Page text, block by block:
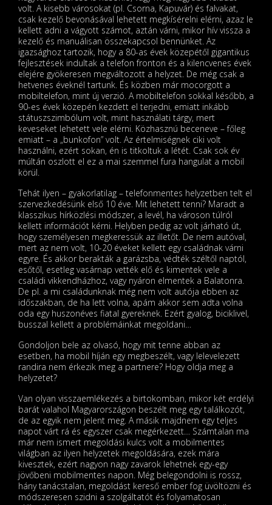
volt. A kisebb városokat (pl. Csorna, Kapuvár) és falvakat,
csak kezelő bevonásával lehetett megkísérelni elérni, azaz le
kellett adni a vágyott számot, aztán várni, mikor hív vissza a
kezelő és manuálisan összekapcsol bennünket. Az
igazsághoz tartozik, hogy a 80-as évek közepétől gigantikus
fejlesztések indultak a telefon fronton és a kilencvenes évek
elejére gyökeresen megváltozott a helyzet. De még csak a
hetvenes éveknél tartunk. És közben már mocorgott a
mobiltelefon, mint új verzió. A mobiltelefon sokkal később, a
90-es évek közepén kezdett el terjedni, emiatt inkább
státuszszimbólum volt, mint használati tárgy, mert
keveseket lehetett vele elérni. Közhasznú beceneve – főleg
emiatt – a „bunkofon” volt. Az értelmiségnek ciki volt
használni, ezért sokan, én is titkoltuk a létét. Csak sok év
múltán oszlott el ez a mai szemmel fura hangulat a mobil
körül.
Tehát ilyen – gyakorlatilag – telefonmentes helyzetben telt el
szervezkedésünk első 10 éve. Mit lehetett tenni? Maradt a
klasszikus hírközlési módszer, a levél, ha városon túlról
kellett információt kérni. Helyben pedig az volt járható út,
hogy személyesen megkeressük az illetőt. De nem autóval,
mert az nem volt, 10-20 éveket kellett egy családnak várni
egyre. És akkor berakták a garázsba, védték széltől naptól,
esőtől, esetleg vasárnap vették elő és kimentek vele a
családi vikkendházhoz, vagy nyáron elmentek a Balatonra.
De pl. a mi családunknak még nem volt autója ebben az
időszakban, de ha lett volna, apám akkor sem adta volna
oda egy huszonéves fiatal gyereknek. Ezért gyalog, biciklivel,
busszal kellett a problémáinkat megoldani…
Gondoljon bele az olvasó, hogy mit tenne abban az
esetben, ha mobil híján egy megbeszélt, vagy lelevelezett
randira nem érkezik meg a partnere? Hogy oldja meg a
helyzetet?
Van olyan visszaemlékezés a birtokomban, mikor két erdélyi
barát valahol Magyarországon beszélt meg egy találkozót,
de az egyik nem jelent meg. A másik majdnem egy teljes
napot várt rá és egyszer csak megérkezett… Számtalan ma
már nem ismert megoldási kulcs volt a mobilmentes
világban az ilyen helyzetek megoldására, ezek mára
kivesztek, ezért nagyon nagy zavarok lehetnek egy-egy
jövőbeni mobilmentes napon. Még belegondolni is rossz,
hány tanácstalan, megoldást kereső ember fog üvöltözni és
módszeresen szidni a szolgáltatót és folyamatosan